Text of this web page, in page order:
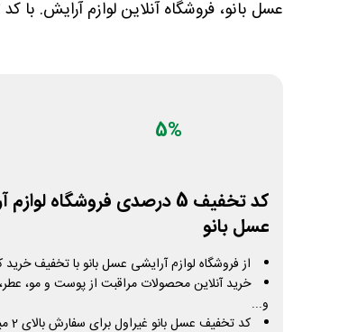
عسل بانو، فروشگاه آنلاین لوازم آرایش.
5%
کد تخفیف 5 درصدی فروشگاه
عسل بانو
از فروشگاه لوازم آرایشی عسل بانو با تخفیف خرید
خرید آنلاین محصولات مراقبت از پوست و مو،
و...
کد